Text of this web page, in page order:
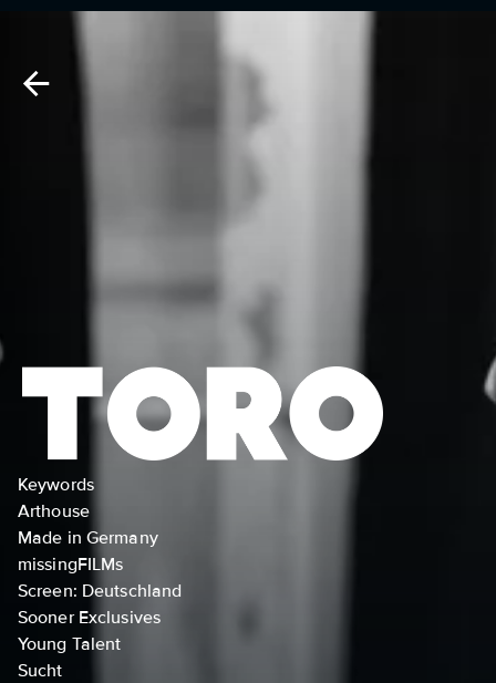
Keywords
Arthouse
Made in Germany
missingFILMs
Screen: Deutschland
Sooner Exclusives
Young Talent
Sucht